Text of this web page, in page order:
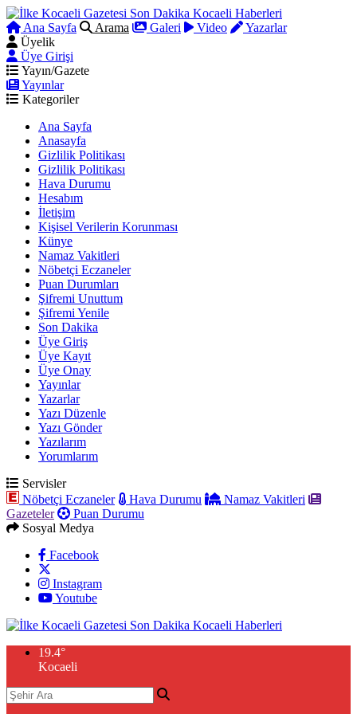
Ana Sayfa Arama Galeri Video
Yazarlar
Üyelik
Üye Girişi
Yayın/Gazete
Yayınlar
Kategoriler
Ana Sayfa
Anasayfa
Gizlilik Politikası
Gizlilik Politikası
Hava Durumu
Hesabım
İletişim
Kişisel Verilerin Korunması
Künye
Namaz Vakitleri
Nöbetçi Eczaneler
Puan Durumları
Şifremi Unuttum
Şifremi Yenile
Son Dakika
Üye Giriş
Üye Kayıt
Üye Onay
Yayınlar
Yazarlar
Yazı Düzenle
Yazı Gönder
Yazılarım
Yorumlarım
Servisler
Nöbetçi Eczaneler
Hava Durumu
Namaz Vakitleri
Gazeteler
Puan Durumu
Sosyal Medya
Facebook
Instagram
Youtube
19.4°
Kocaeli